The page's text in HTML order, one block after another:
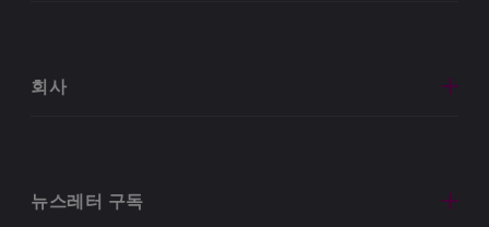
회사
뉴스레터 구독